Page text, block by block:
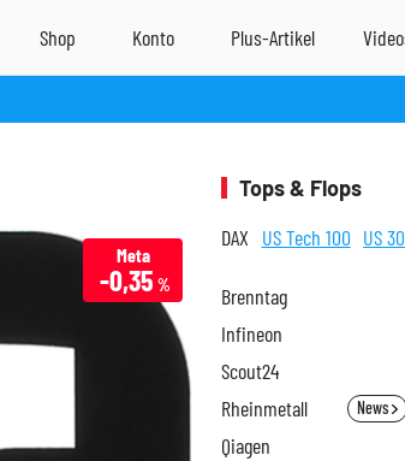
Meta
-0,35 %
Tops & Flops
DAX US Tech 100 US 30
Brenntag
Infineon
Scout24
Rheinmetall News
Qiagen